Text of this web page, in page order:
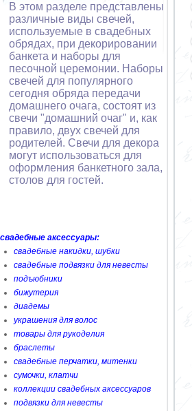
В этом разделе представлены
различные виды свечей,
используемые в свадебных
обрядах, при декорировании
банкета и наборы для
песочной церемонии. Наборы
свечей для популярного
сегодня обряда передачи
домашнего очага, состоят из
свечи "домашний очаг" и, как
правило, двух свечей для
родителей. Свечи для декора
могут использоваться для
оформления банкетного зала,
столов для гостей.
свадебные аксессуары:
свадебные накидки, шубки
свадебные подвязки для невесты
подъюбники
бижутерия
диадемы
украшения для волос
товары для рукоделия
браслеты
свадебные перчатки, митенки
сумочки, клатчи
коллекции свадебных аксессуаров
подвязки для невесты